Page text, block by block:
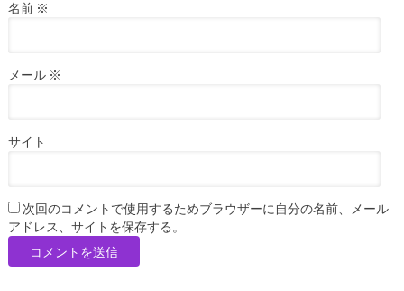
名前 ※
メール ※
サイト
次回のコメントで使用するためブラウザーに自分の名前、メール
アドレス、サイトを保存する。